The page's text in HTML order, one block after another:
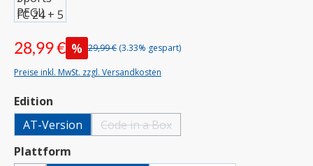
28,99 € % 29,99 € (3.33% gespart)
Preise inkl. MwSt. zzgl. Versandkosten
Edition
AT-Version
Code in a Box(Diese Option ist zurzeit nicht verfügbar.)
Plattform